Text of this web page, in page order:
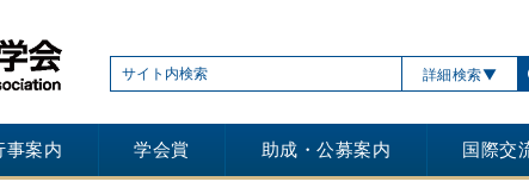
詳細検索
事案内 学会賞 助成・公募案内 国際交